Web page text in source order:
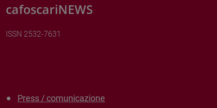
cafoscariNEWS
ISSN 2532-7631
Press / comunicazione